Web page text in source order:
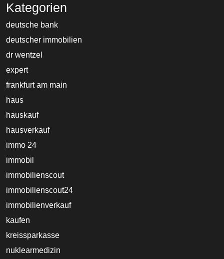
Kategorien
deutsche bank
deutscher immobilien
dr wentzel
expert
frankfurt am main
haus
hauskauf
hausverkauf
immo 24
immobil
immobilienscout
immobilienscout24
immobilienverkauf
kaufen
kreissparkasse
nuklearmedizin